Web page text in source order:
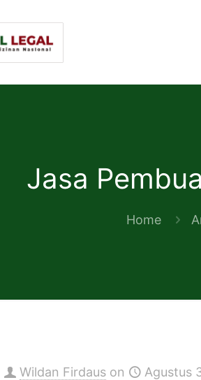
Jasa
Home
Wildan Firdaus on Agustus